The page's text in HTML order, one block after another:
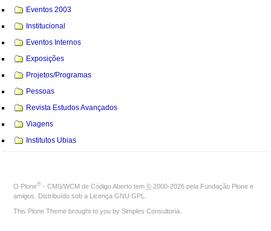
Eventos 2003
Institucional
Eventos Internos
Exposições
Projetos/Programas
Pessoas
Revista Estudos Avançados
Viagens
Institutos Ubias
O Plone® - CMS/WCM de Código Aberto tem © 2000-2026 pela Fundação Plone e
amigos. Distribuído sob a Licença GNU GPL
This Plone Theme brought to you by Simples Consultoria